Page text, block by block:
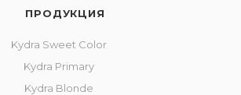
ПРОДУКЦИЯ
Kydra Sweet Color
Kydra Primary
Kydra Blonde